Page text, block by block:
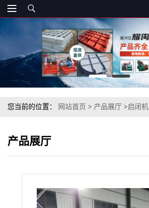
您当前的位置： 网站首页 > 产品展厅 >启闭机
产品展厅